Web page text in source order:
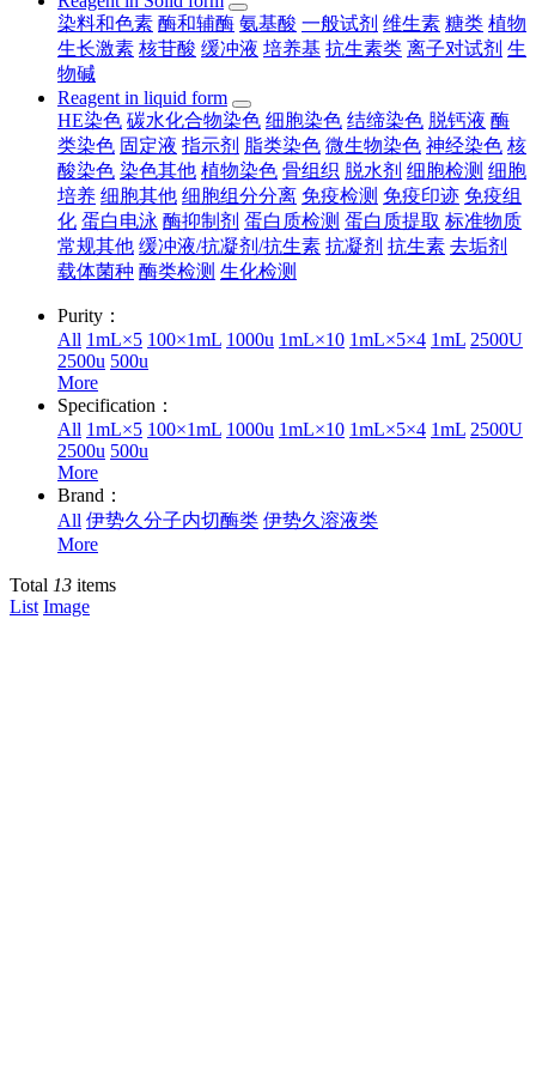
染料和色素 酶和辅酶 氨基酸 一般试剂 维生素 糖类 植物
生长激素 核苷酸 缓冲液 培养基 抗生素类 离子对试剂 生
物碱
Reagent in liquid form
HE染色 碳水化合物染色 细胞染色 结缔染色 脱钙液 酶
类染色 固定液 指示剂 脂类染色 微生物染色 神经染色 核
酸染色 染色其他 植物染色 骨组织 脱水剂 细胞检测 细胞
培养 细胞其他 细胞组分分离 免疫检测 免疫印迹 免疫组
化 蛋白电泳 酶抑制剂 蛋白质检测 蛋白质提取 标准物质
常规其他 缓冲液/抗凝剂/抗生素 抗凝剂 抗生素 去垢剂
载体菌种 酶类检测 生化检测
Purity：
All 1mL×5 100×1mL 1000u 1mL×10 1mL×5×4 1mL 2500U
2500u 500u
More
Specification：
All 1mL×5 100×1mL 1000u 1mL×10 1mL×5×4 1mL 2500U
2500u 500u
More
Brand：
All 伊势久分子内切酶类 伊势久溶液类
More
Total 13 items
List Image